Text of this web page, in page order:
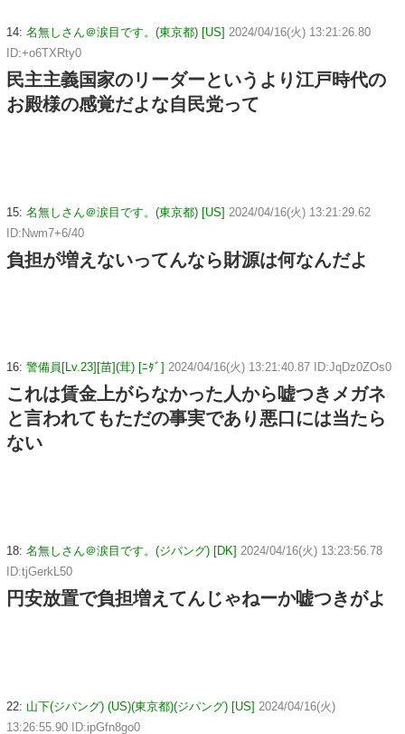
14: 名無しさん＠涙目です。(東京都) [US] 2024/04/16(火) 13:21:26.80
ID:+o6TXRty0
民主主義国家のリーダーというより江戸時代の
お殿様の感覚だよな自民党って
15: 名無しさん＠涙目です。(東京都) [US] 2024/04/16(火) 13:21:29.62
ID:Nwm7+6/40
負担が増えないってんなら財源は何なんだよ
16: 警備員[Lv.23][苗](茸) [ﾆﾀﾞ] 2024/04/16(火) 13:21:40.87 ID:JqDz0ZOs0
これは賃金上がらなかった人から嘘つきメガネ
と言われてもただの事実であり悪口には当たら
ない
18: 名無しさん＠涙目です。(ジパング) [DK] 2024/04/16(火) 13:23:56.78
ID:tjGerkL50
円安放置で負担増えてんじゃねーか嘘つきがよ
22: 山下(ジパング) (US)(東京都)(ジパング) [US] 2024/04/16(火)
13:26:55.90 ID:ipGfn8go0